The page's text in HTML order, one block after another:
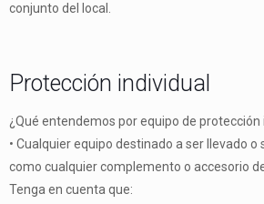
conjunto del local.
Protección individual
¿Qué entendemos por equipo de protección
• Cualquier equipo destinado a ser llevado
como cualquier complemento o accesorio
Tenga en cuenta que: